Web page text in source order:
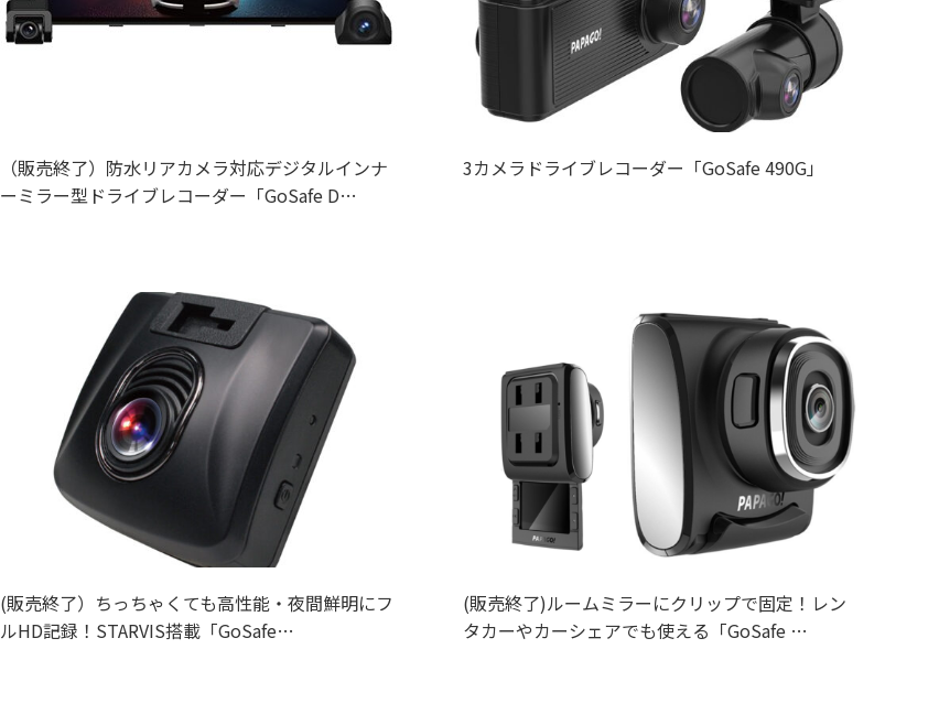
（販売終了）防水リアカメラ対応デジタルインナ
ーミラー型ドライブレコーダー「GoSafe D…
3カメラドライブレコーダー「GoSafe 490G」
(販売終了）ちっちゃくても高性能・夜間鮮明にフ
ルHD記録！STARVIS搭載「GoSafe…
(販売終了)ルームミラーにクリップで固定！レン
タカーやカーシェアでも使える「GoSafe …